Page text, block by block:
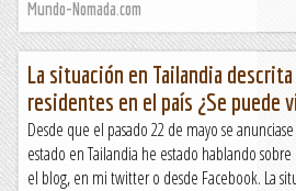
Mundo-Nomada.com
La situación en Tailandia
residentes en el país ¿Se puede
Desde que el pasado 22 de mayo se
estado en Tailandia he estado hablando
el blog, en mi twitter o desde Facebook. La